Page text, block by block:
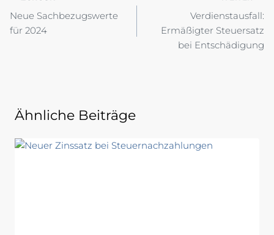
Neue Sachbezugswerte
für 2024
Verdienstausfall:
Ermäßigter Steuersatz
bei Entschädigung
Ähnliche Beiträge